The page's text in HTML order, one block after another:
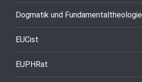
Dogmatik und Fundamentaltheologie
EUCist
EUPHRat